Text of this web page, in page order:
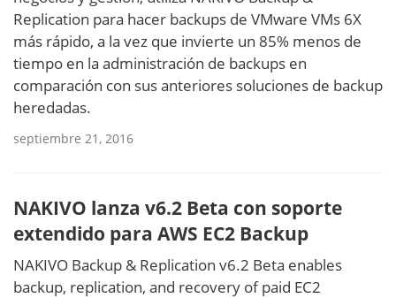
Replication para hacer backups de VMware VMs 6X
más rápido, a la vez que invierte un 85% menos de
tiempo en la administración de backups en
comparación con sus anteriores soluciones de backup
heredadas.
septiembre 21, 2016
NAKIVO lanza v6.2 Beta con soporte
extendido para AWS EC2 Backup
NAKIVO Backup & Replication v6.2 Beta enables
backup, replication, and recovery of paid EC2